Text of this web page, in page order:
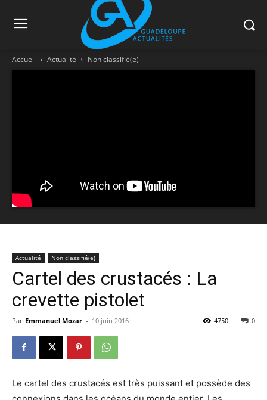
Accueil Actualité Non classifié(e)
Actualité Non classifié(e)
Cartel des crustacés : La
crevette pistolet
Par Emmanuel Mozar - 10 juin 2016 0
4750
Le cartel des crustacés est très puissant et possède des